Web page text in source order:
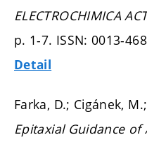
ELECTROCHIMICA
p. 1-7. ISSN: 0013-
Detail
Farka, D.; Cigánek,
Epitaxial Guidance